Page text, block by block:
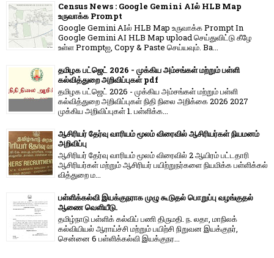
Census News : Google Gemini AIல் HLB Map
உருவாக்க Prompt
Google Gemini AIல் HLB Map உருவாக்க Prompt In
Google Gemini AI HLB Map upload செய்துவிட்டு கீழே
உள்ள Promptஐ, Copy & Paste செய்யவும். Ba...
தமிழக பட்ஜெட் 2026 - முக்கிய அம்சங்கள் மற்றும் பள்ளி
கல்வித்துறை அறிவிப்புகள் pdf
தமிழக பட்ஜெட் 2026 - முக்கிய அம்சங்கள் மற்றும் பள்ளி
கல்வித்துறை அறிவிப்புகள் நிதி நிலை அறிக்கை 2026 2027
முக்கிய அறிவிப்புகள் 1. பள்ளிக்க...
ஆசிரியர் தேர்வு வாரியம் மூலம் விரைவில் ஆசிரியர்கள் நியமனம்
அறிவிப்பு
ஆசிரியர் தேர்வு வாரி​யம் மூலம் விரை​வில் 2 ஆயிரம் பட்​ட​தாரி
ஆசிரியர்​கள் மற்​றும் ஆசிரியர் பயிற்றுநர்​களை நியமிக்க பள்​ளிக்​கல்​
வித்​துறை ம...
பள்ளிக்கல்வி இயக்குநராக முழு கூடுதல் பொறுப்பு வழங்குதல்
ஆணை வெளியீடு.
தமிழ்நாடு பள்ளிக் கல்விப் பணி திருமதி. ந. லதா, மாநிலக்
கல்வியியல் ஆராய்ச்சி மற்றும் பயிற்சி நிறுவன இயக்குநர்,
சென்னை 6 பள்ளிக்கல்வி இயக்குநர...